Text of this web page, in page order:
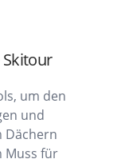
Skitour
um den
und
Dächern
Muss für